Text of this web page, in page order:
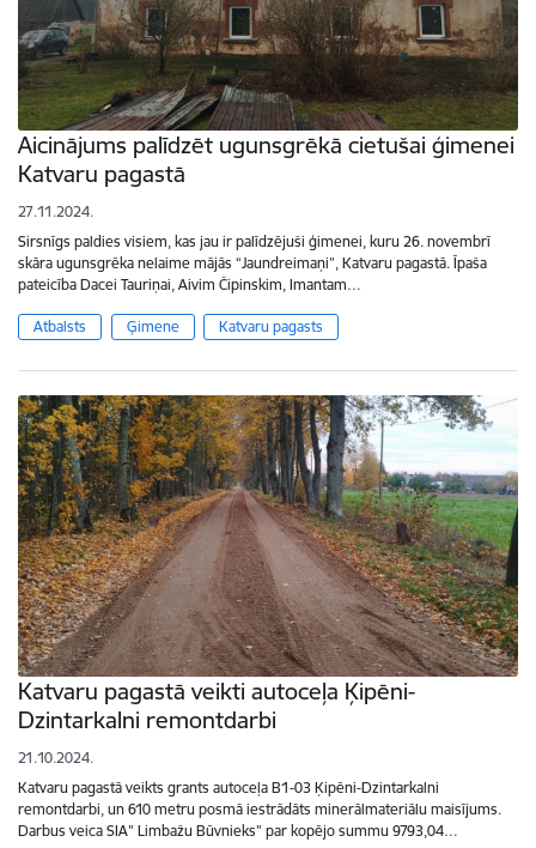
Aicinājums palīdzēt ugunsgrēkā cietušai ģimenei
Katvaru pagastā
27.11.2024.
Sirsnīgs paldies visiem, kas jau ir palīdzējuši ģimenei, kuru 26. novembrī
skāra ugunsgrēka nelaime mājās “Jaundreimaņi”, Katvaru pagastā. Īpaša
pateicība Dacei Tauriņai, Aivim Čipinskim, Imantam…
Atbalsts Ģimene Katvaru pagasts
Katvaru pagastā veikti autoceļa Ķipēni-
Dzintarkalni remontdarbi
21.10.2024.
Katvaru pagastā veikts grants autoceļa B1-03 Ķipēni-Dzintarkalni
remontdarbi, un 610 metru posmā iestrādāts minerālmateriālu maisījums.
Darbus veica SIA" Limbažu Būvnieks" par kopējo summu 9793,04…